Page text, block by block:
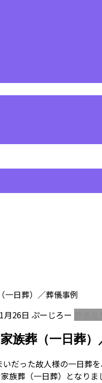
一日葬）／葬儀事例
月26日 ぷーじろー
族葬（一日葬）
だった故人様の一日葬
族葬（一日葬）となりま